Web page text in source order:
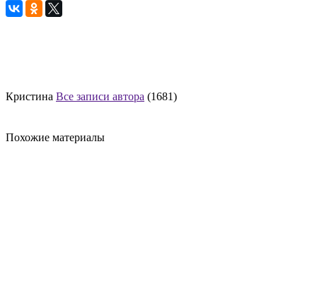
Кристина Все записи автора (1681)
Похожие материалы